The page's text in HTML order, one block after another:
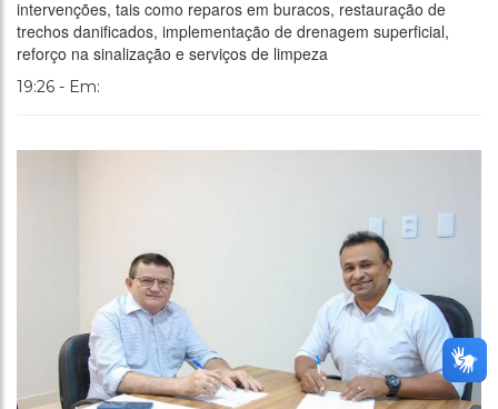
intervenções, tais como reparos em buracos, restauração de
trechos danificados, implementação de drenagem superficial,
reforço na sinalização e serviços de limpeza
19:26 - Em: